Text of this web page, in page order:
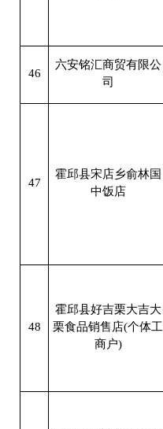
46
六安铭汇商贸有限公
司
47
霍邱县宋店乡俞林国
中饭店
48
霍邱县好吉栗大吉大
栗食品销售店(个体工
商户)